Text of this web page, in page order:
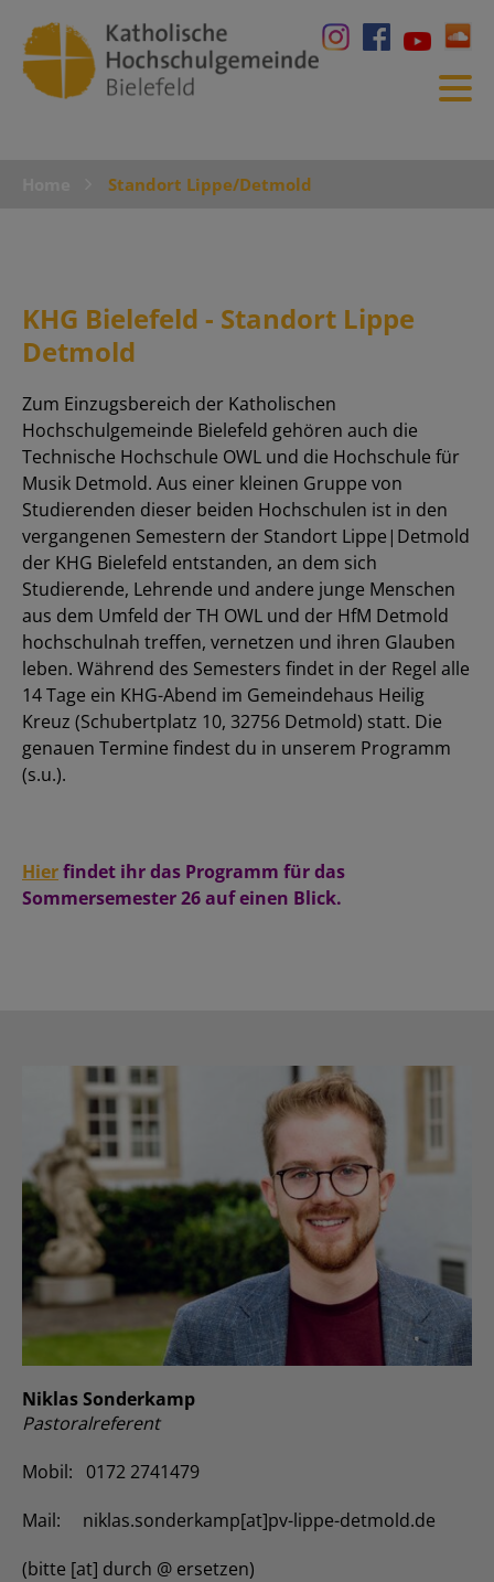
Standort Lippe/Detmold
KHG Bielefeld - Standort Lippe
Detmold
Zum Einzugsbereich der Katholischen
Hochschulgemeinde Bielefeld gehören auch die
Technische Hochschule OWL und die Hochschule für
Musik Detmold. Aus einer kleinen Gruppe von
Studierenden dieser beiden Hochschulen ist in den
vergangenen Semestern der Standort Lippe|Detmold
der KHG Bielefeld entstanden, an dem sich
Studierende, Lehrende und andere junge Menschen
aus dem Umfeld der TH OWL und der HfM Detmold
hochschulnah treffen, vernetzen und ihren Glauben
leben. Während des Semesters findet in der Regel alle
14 Tage ein KHG-Abend im Gemeindehaus Heilig
Kreuz (Schubertplatz 10, 32756 Detmold) statt. Die
genauen Termine findest du in unserem Programm
(s.u.).
Hierfindet ihr das Programm für das
Sommersemester 26 auf einen Blick.
Niklas Sonderkamp
Pastoralreferent
Mobil: 0172 2741479
Mail: niklas.sonderkamp[at]pv-lippe-detmold.de
(bitte [at] durch @ ersetzen)